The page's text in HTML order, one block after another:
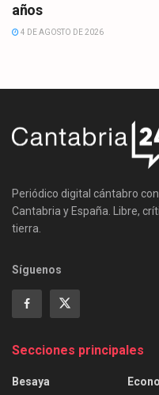
años
4 DE AGOSTO DE 2026
Periódico digital cántabro
Cantabria y España. Libre,
tierra.
Síguenos
Secciones principales
Besaya